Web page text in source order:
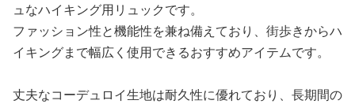
ュなハイキング用リュックです。
ファッション性と機能性を兼ね備えており、街歩きからハ
イキングまで幅広く使用できるおすすめアイテムです。
丈夫なコーデュロイ生地は耐久性に優れており、長期間の